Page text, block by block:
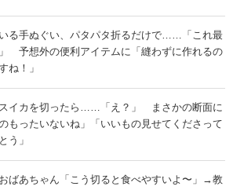
る手ぬぐい、パタパタ折るだけで……「これ最
予想外の便利アイテムに「縫わずに作れるの
ね！」
イカを切ったら……「え？」 まさかの断面に
のもったいないね」「いいもの見せてくださって
う」
ばあちゃん「こう切ると食べやすいよ〜」→教